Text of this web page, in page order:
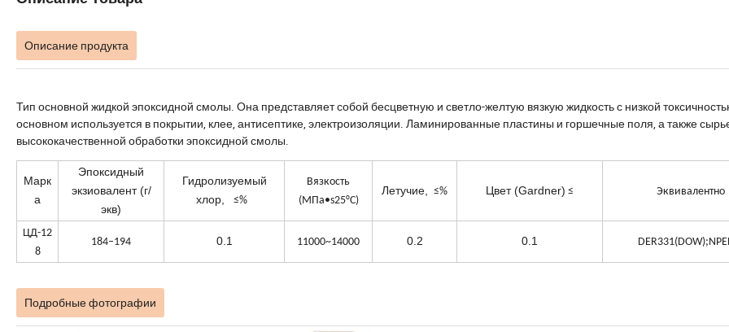
Описание продукта
Тип основной жидкой эпоксидной смолы. Она представляет собой бесцветную и светло-желтую вязкую жидкость с низкой
основном используется в покрытии, клее, антисептике, электроизоляции. Ламинированные пластины и горшечные поля, а также
высококачественной обработки эпоксидной смолы.
Марк
а
Эпоксидный
экзиовалент (г/
экв)
Гидролизуемый
хлор,
≤%
Вязкость
(МПа•s25°C)
Летучие, ≤% Цвет (Gardner) ≤ Эквивалентно
ЦД-12
8
184–194 0.1 11000~14000 0.2 0.1
Подробные фотографии